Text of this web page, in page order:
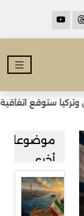
ستوقع اتفاقية
موضوعات
أخرى